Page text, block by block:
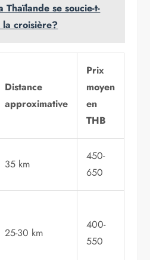
Thaïlande se soucie-t-
croisière?
Distance
approximative
Prix
moyen
en
THB
35 km
450-
650
25-30 km
400-
550